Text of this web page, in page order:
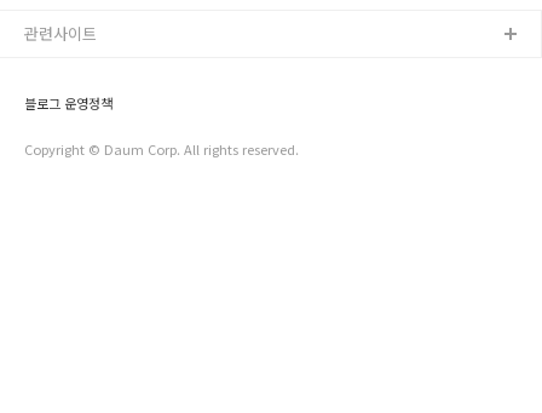
나누는 모습에 천연동의 정을 느낄 수 있었어요!!^^ 노인종합복
주민 여러분이 만든 동영상!! 직접 제작해주신 영상을 통해서 천
블로그 운영정책
Copyright © Daum Corp. All rights reserved.
관련사이트